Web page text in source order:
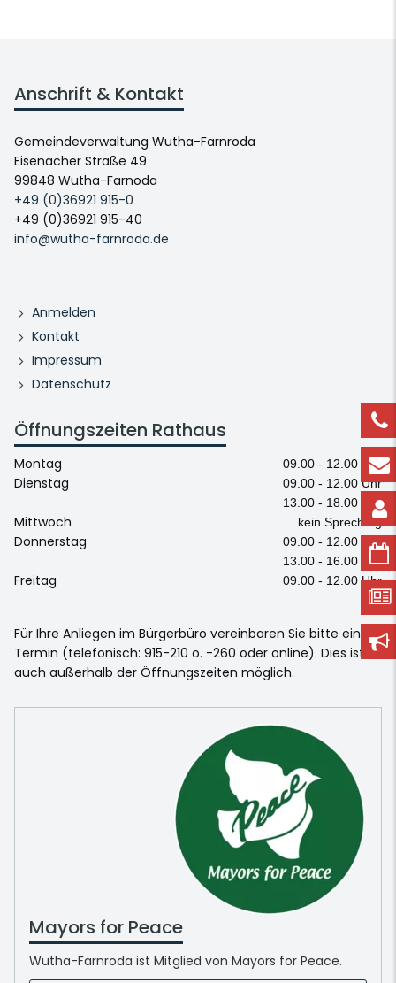
Anschrift & Kontakt
Gemeindeverwaltung Wutha-Farnroda
Eisenacher Straße 49
99848 Wutha-Farnoda
+49 (0)36921 915-0
+49 (0)36921 915-40
info@wutha-farnroda.de
Anmelden
Kontakt
Impressum
Datenschutz
Öffnungszeiten Rathaus
Montag 09.00 - 12.00 Uhr
Dienstag
09.00 - 12.00 Uhr
13.00 - 18.00 Uhr
Mittwoch kein Sprechtag
Donnerstag
09.00 - 12.00 Uhr
13.00 - 16.00 Uhr
Freitag 09.00 - 12.00 Uhr
Für Ihre Anliegen im Bürgerbüro vereinbaren Sie bitte einen
Termin (telefonisch: 915-210 o. -260 oder online). Dies ist
auch außerhalb der Öffnungszeiten möglich.
Mayors for Peace
Wutha-Farnroda ist Mitglied von Mayors for Peace.